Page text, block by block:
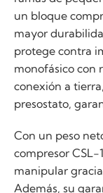
un bloque
mayor
protege contra
monofásico con
conexión a
presostato,
Con un peso
compresor CSL-
manipular
Además, su